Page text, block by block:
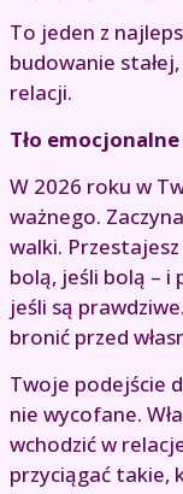
To jeden z
budowanie
relacji.
Tło
W 2026 roku w
ważnego.
walki.
bolą, jeśli bolą – i
jeśli są
bronić przed
Twoje podejście
nie wycofane.
wchodzić w
przyciągać takie,